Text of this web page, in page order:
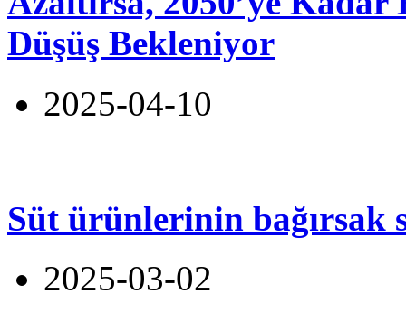
Düşüş Bekleniyor
2025-04-10
Süt ürünlerinin bağırsak
2025-03-02